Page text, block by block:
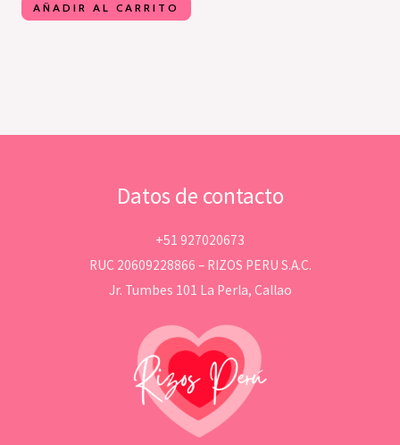
AÑADIR AL CARRITO
Datos de contacto
+51 927020673
RUC 20609228866 – RIZOS PERU S.A.C.
Jr. Tumbes 101 La Perla, Callao